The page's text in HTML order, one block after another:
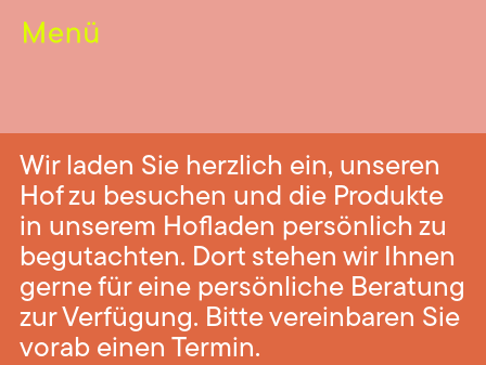
Wir laden Sie herzlich ein, unseren
Hof zu besuchen und die Produkte
in unserem Hofladen persönlich zu
begutachten. Dort stehen wir Ihnen
gerne für eine persönliche Beratung
zur Verfügung. Bitte vereinbaren Sie
vorab einen Termin.